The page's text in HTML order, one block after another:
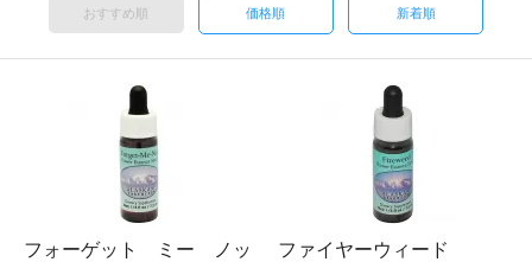
おすすめ順 価格順 新着順
フォーゲット ミー ノッ
ファイヤーウィード